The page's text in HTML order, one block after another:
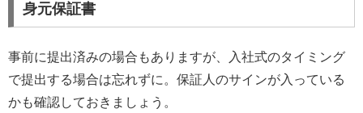
身元保証書
事前に提出済みの場合もありますが、入社式のタイミング
で提出する場合は忘れずに。保証人のサインが入っている
かも確認しておきましょう。